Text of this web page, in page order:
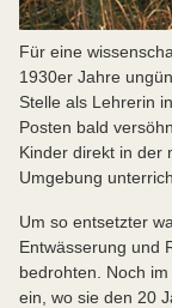
Für eine
1930er Jahre
Stelle als Lehrerin
Posten bald
Kinder direkt in der
Umgebung
Um so entsetzter
Entwässerung und
bedrohten. Noch
ein, wo sie den 20